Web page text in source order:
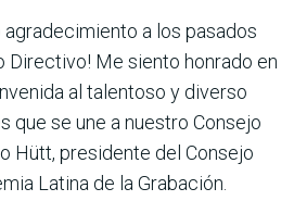
agradecimiento a los pasados
Directivo! Me siento honrado en
al talentoso y diverso
que se une a nuestro Consejo
Hütt, presidente del Consejo
Latina de la Grabación.